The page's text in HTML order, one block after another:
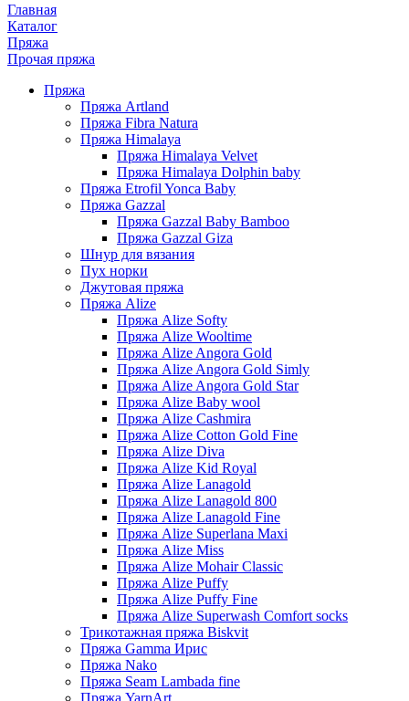
Главная
Каталог
Пряжа
Прочая пряжа
Пряжа
Пряжа Artland
Пряжа Fibra Natura
Пряжа Himalaya
Пряжа Himalaya Velvet
Пряжа Himalaya Dolphin baby
Пряжа Etrofil Yonca Baby
Пряжа Gazzal
Пряжа Gazzal Baby Bamboo
Пряжа Gazzal Giza
Шнур для вязания
Пух норки
Джутовая пряжа
Пряжа Alize
Пряжа Alize Softy
Пряжа Alize Wooltime
Пряжа Alize Angora Gold
Пряжа Alize Angora Gold Simly
Пряжа Alize Angora Gold Star
Пряжа Alize Baby wool
Пряжа Alize Cashmira
Пряжа Alize Cotton Gold Fine
Пряжа Alize Diva
Пряжа Alize Kid Royal
Пряжа Alize Lanagold
Пряжа Alize Lanagold 800
Пряжа Alize Lanagold Fine
Пряжа Alize Superlana Maxi
Пряжа Alize Miss
Пряжа Alize Mohair Classic
Пряжа Alize Puffy
Пряжа Alize Puffy Fine
Пряжа Alize Superwash Comfort socks
Трикотажная пряжа Biskvit
Пряжа Gamma Ирис
Пряжа Nako
Пряжа Seam Lambada fine
Пряжа YarnArt